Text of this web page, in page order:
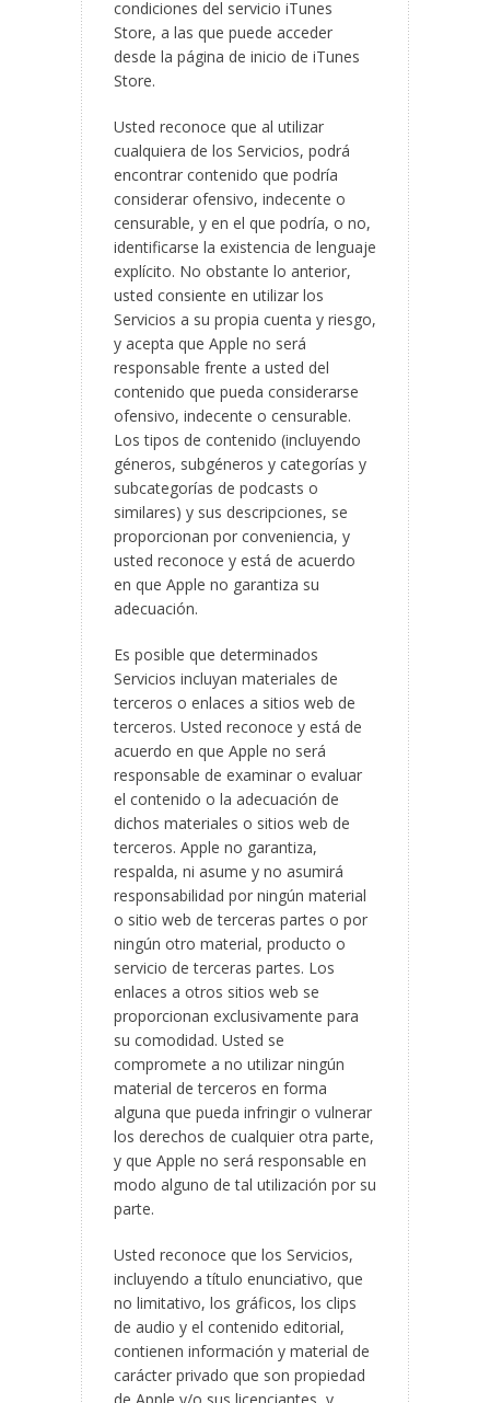
condiciones del servicio iTunes
Store, a las que puede acceder
desde la página de inicio de iTunes
Store.
Usted reconoce que al utilizar
cualquiera de los Servicios, podrá
encontrar contenido que podría
considerar ofensivo, indecente o
censurable, y en el que podría, o no,
identificarse la existencia de lenguaje
explícito. No obstante lo anterior,
usted consiente en utilizar los
Servicios a su propia cuenta y riesgo,
y acepta que Apple no será
responsable frente a usted del
contenido que pueda considerarse
ofensivo, indecente o censurable.
Los tipos de contenido (incluyendo
géneros, subgéneros y categorías y
subcategorías de podcasts o
similares) y sus descripciones, se
proporcionan por conveniencia, y
usted reconoce y está de acuerdo
en que Apple no garantiza su
adecuación.
Es posible que determinados
Servicios incluyan materiales de
terceros o enlaces a sitios web de
terceros. Usted reconoce y está de
acuerdo en que Apple no será
responsable de examinar o evaluar
el contenido o la adecuación de
dichos materiales o sitios web de
terceros. Apple no garantiza,
respalda, ni asume y no asumirá
responsabilidad por ningún material
o sitio web de terceras partes o por
ningún otro material, producto o
servicio de terceras partes. Los
enlaces a otros sitios web se
proporcionan exclusivamente para
su comodidad. Usted se
compromete a no utilizar ningún
material de terceros en forma
alguna que pueda infringir o vulnerar
los derechos de cualquier otra parte,
y que Apple no será responsable en
modo alguno de tal utilización por su
parte.
Usted reconoce que los Servicios,
incluyendo a título enunciativo, que
no limitativo, los gráficos, los clips
de audio y el contenido editorial,
contienen información y material de
carácter privado que son propiedad